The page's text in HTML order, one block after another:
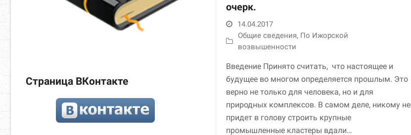
очерк.
14.04.2017
Общие сведения, По Ижорской
возвышенности
Введение Принято считать, что настоящее и
будущее во многом определяется прошлым. Это
верно не только для человека, но и для
природных комплексов. В самом деле, никому не
придет в голову строить крупные
промышленные кластеры вдали…
Страница ВКонтакте